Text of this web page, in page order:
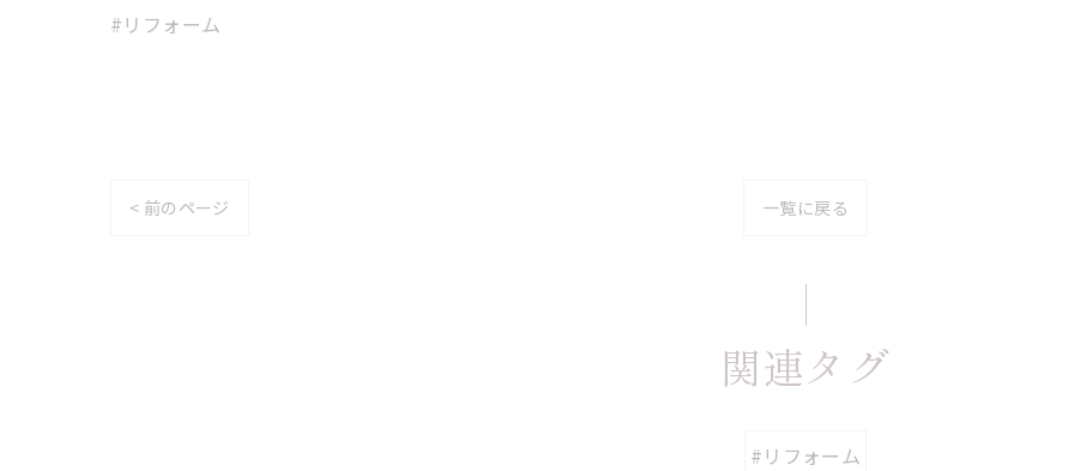
#リフォーム
< 前のページ 一覧に戻る
関連タグ
#リフォーム